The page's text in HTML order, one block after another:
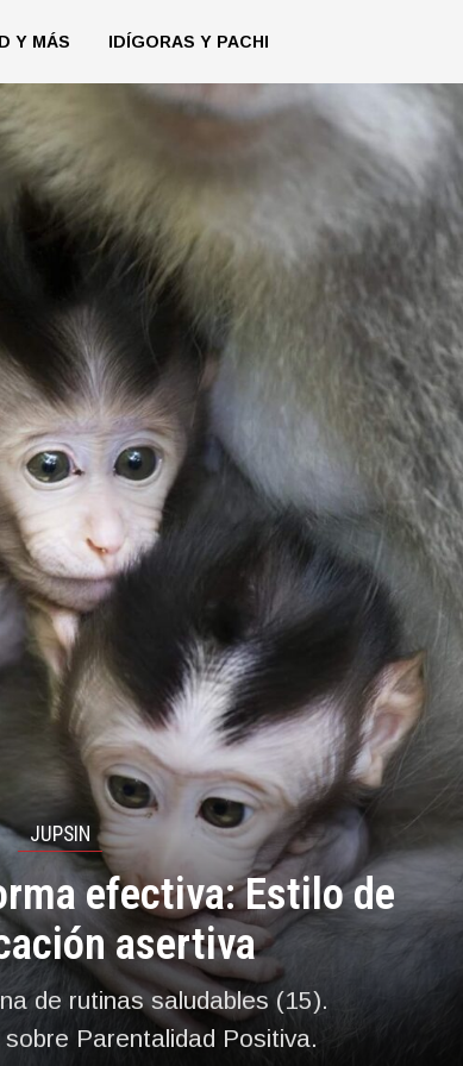
Y MÁS IDÍGORAS Y PACHI
JUPSIN
efectiva: Estilo de
asertiva
de rutinas saludables (15).
Parentalidad Positiva.